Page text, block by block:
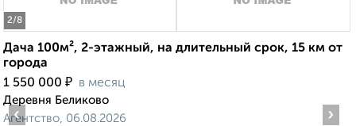
2/8
Дача 100м², 2-этажный, на длительный срок, 15 км от
города
1 550 000 ₽ в месяц
Деревня Беликово
Агентство, 06.08.2026
‹ ›